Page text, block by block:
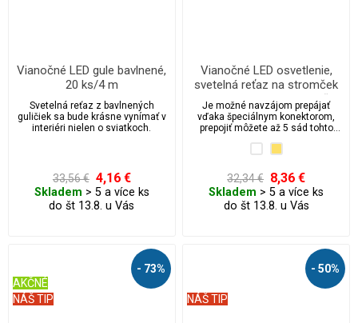
Vianočné LED gule bavlnené,
20 ks/4 m
Svetelná reťaz z bavlnených
guličiek sa bude krásne vynímať v
interiéri nielen o sviatkoch.
33,56 € 4,16 €
Skladem > 5 a více ks
do št 13.8. u Vás
Vianočné LED osvetlenie,
svetelná reťaz na stromček
100 ks/10 m prepojovateľné
Je možné navzájom prepájať
vďaka špeciálnym konektorom,
prepojiť môžete až 5 sád tohto
32,34 € 8,36 €
Skladem > 5 a více ks
do št 13.8. u Vás
- 73%
NÁŠ TIP
AKČNÉ
- 50%
NÁŠ TIP